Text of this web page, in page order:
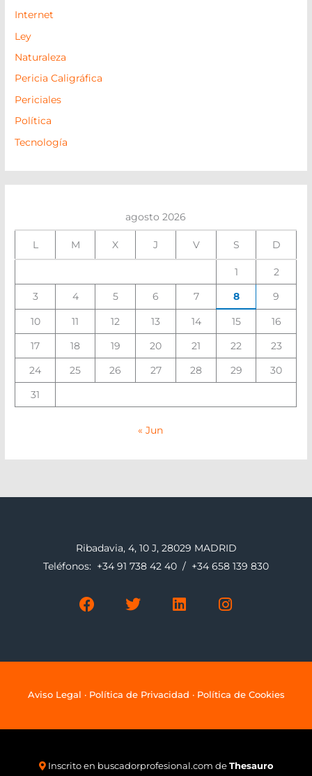
Internet
Ley
Naturaleza
Pericia Caligráfica
Periciales
Política
Tecnología
agosto 2026
L M X J V S D
1 2
3 4 5 6 7 8 9
10 11 12 13 14 15 16
17 18 19 20 21 22 23
24 25 26 27 28 29 30
31
« Jun
Ribadavia, 4, 10 J, 28029 MADRID
Teléfonos: +34 91 738 42 40 / +34 658 139 830
a
o
k
w
e
i
d
n
n
g
a
Aviso Legal · Política de Privacidad · Política de Cookies
Inscrito en buscadorprofesional.com deThesauro